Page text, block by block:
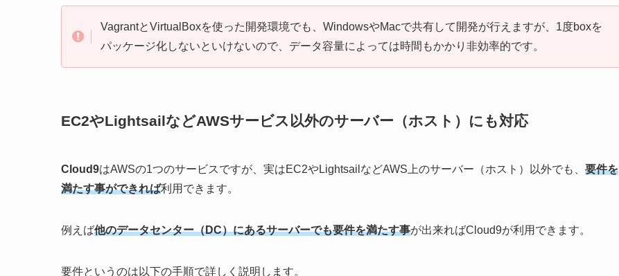
VagrantとVirtualBoxを使った開発環境でも、WindowsやMacで共有して開発が行えますが、1度boxを
パッケージ化しないといけないので、データ容量によっては時間もかかり非効率的です。
EC2やLightsailなどAWSサービス以外のサーバー（ホスト）にも対応
Cloud9はAWSの1つのサービスですが、実はEC2やLightsailなどAWS上のサーバー（ホスト）以外でも、 要件を
満たす事ができれば利用できます。
例えば他のデータセンター（DC）にあるサーバーでも要件を満たす事が出来ればCloud9が利用できます。
要件というのは以下の手順で詳しく説明します。